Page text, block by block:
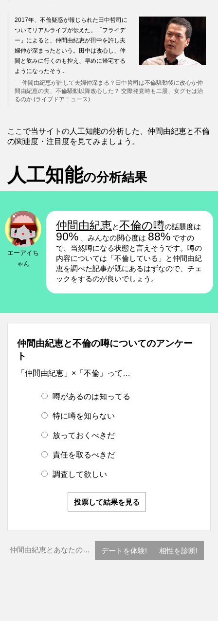
2017年、不倫疑惑が報じられた田中哲司に
ついてリアルライブが伝えた。「フライデ
ー」によると、仲間由紀恵が田中を許し夫
婦仲が深まったという。田中は改心し、仲
間と飲みに行くのも控え、早めに帰宅する
ようになったそう...
仲間由紀恵が許して夫婦仲深まる？田中哲司は不倫騒動後に改心か仲
間由紀恵の夫、不倫騒動以降改心した？ 交際発覚時も二股、女グセは治
るのか (ライブドアニュース)
ここで当サイトの人工知能の分析した、仲間由紀恵と不倫
の関連度・注目度を見てみましょう。
人工知能の分析結果
エーアイち
ゃん
仲間由紀恵と不倫の噂の話題度は
90% 、みんなの関心度は 88% ですの
で、当然噂になる状態と言えそうです。噂の
内容については「不倫している」と仲間由紀
恵を調べた記事が既にあるはずなので、チェ
ックをするのが良いでしょう。
仲間由紀恵と不倫の噂についてのアンケー
ト
「仲間由紀恵」×「不倫」って…
噂があるのは知ってる
特に噂を知らない
放っておくべきだ
責任を取るべきだ
調査して欲しい
投票して結果を見る
仲間由紀恵とあなたの… デートを体験! 相性を診断!